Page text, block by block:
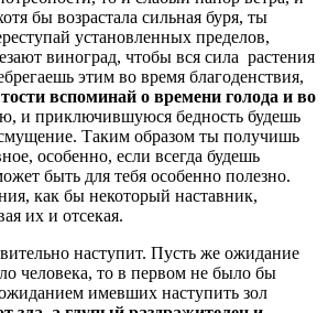
бы возрастала сильная буря, ты
установленных пределов,
виноград, чтобы вся сила растения
этим во время благоденствия,
вспоминай о времени голода и во
и приключившуюся бедность будешь
Таким образом ты получишь
особенно, если всегда будешь
быть для тебя особенно полезно.
как бы некоторый наставник,
их и отсекая.
наступит. Пусть же ожидание
человека, то в первом не было бы
имевших наступить зол